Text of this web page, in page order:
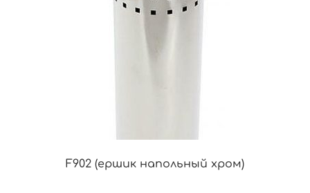
F902 (ершик напольный хром)